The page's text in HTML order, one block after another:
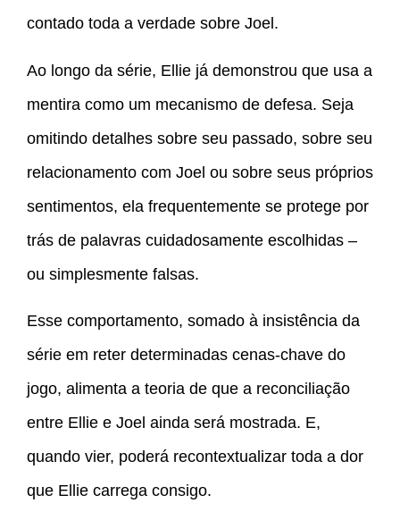
contado toda a verdade sobre Joel.
Ao longo da série, Ellie já demonstrou que usa a
mentira como um mecanismo de defesa. Seja
omitindo detalhes sobre seu passado, sobre seu
relacionamento com Joel ou sobre seus próprios
sentimentos, ela frequentemente se protege por
trás de palavras cuidadosamente escolhidas –
ou simplesmente falsas.
Esse comportamento, somado à insistência da
série em reter determinadas cenas-chave do
jogo, alimenta a teoria de que a reconciliação
entre Ellie e Joel ainda será mostrada. E,
quando vier, poderá recontextualizar toda a dor
que Ellie carrega consigo.